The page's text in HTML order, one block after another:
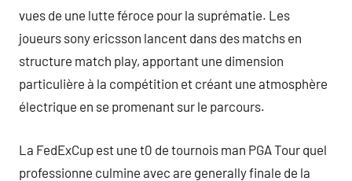
vues de une lutte féroce pour la suprématie. Les
joueurs sony ericsson lancent dans des matchs en
structure match play, apportant une dimension
particulière à la compétition et créant une atmosphère
électrique en se promenant sur le parcours.
La FedExCup est une t0 de tournois man PGA Tour quel
professionne culmine avec are generally finale de la